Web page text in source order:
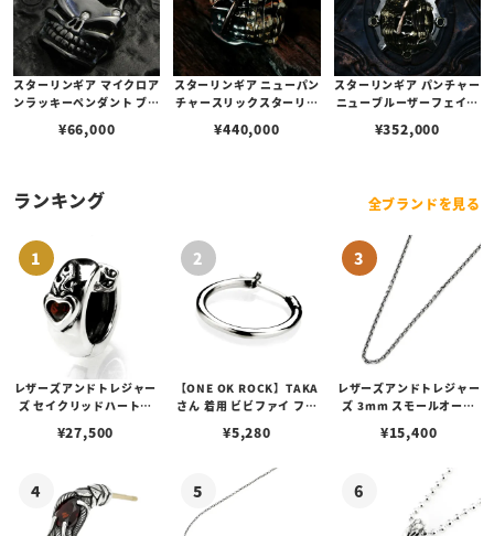
スターリンギア マイクロア
ンラッキーペンダント ブラ
¥66,000
スターリンギア ニューパン
チャースリックスターリン
ラスアメリカンフラッグ/
¥440,000
スターリンギア パンチャー
ニューブルーザーフェイス
グフェイス/ブラスアメリ
1558)
¥352,000
ランキング 全ブランドを見る
レザーズアンドトレジャー
ズ セイクリッドハートピ
¥27,500
【ONE OK ROCK】TAKA
さん 着用 ビビファイ フー
¥5,280
レザーズアンドトレジャー
ズ 3mm スモールオーバ
ブスタークラスプ＆LTロ
¥15,400